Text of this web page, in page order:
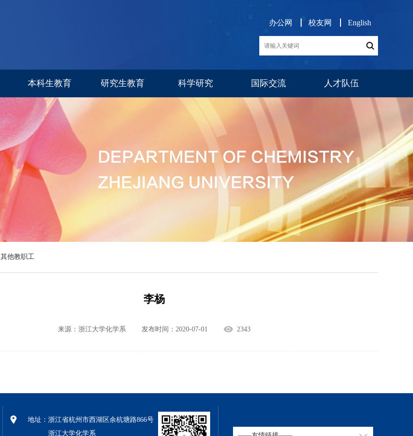
办公网 校友网 English
本科生教育
专业设置
招生简章
研究生教育
研究生导师
科学研究 国际交流
交流项目
人才队伍
博后工作
队伍建设
人才招聘
其他教职工
李杨
来源：浙江大学化学系 发布时间：2020-07-01 2343
地址：浙江省杭州市西湖区余杭塘路866号
浙江大学化学系